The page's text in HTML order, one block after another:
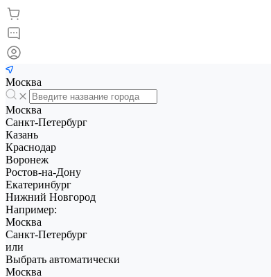
Москва
Москва
Санкт-Петербург
Казань
Краснодар
Воронеж
Ростов-на-Дону
Екатеринбург
Нижний Новгород
Например:
Москва
Санкт-Петербург
или
Выбрать автоматически
Москва